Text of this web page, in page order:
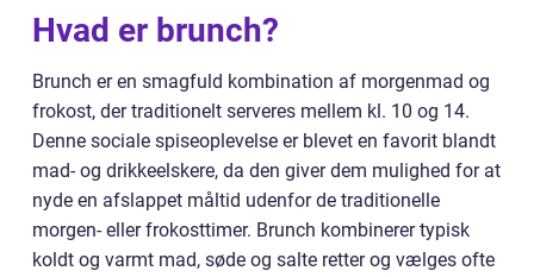
Hvad er brunch?
Brunch er en smagfuld kombination af morgenmad og
frokost, der traditionelt serveres mellem kl. 10 og 14.
Denne sociale spiseoplevelse er blevet en favorit blandt
mad- og drikkeelskere, da den giver dem mulighed for at
nyde en afslappet måltid udenfor de traditionelle
morgen- eller frokosttimer. Brunch kombinerer typisk
koldt og varmt mad, søde og salte retter og vælges ofte